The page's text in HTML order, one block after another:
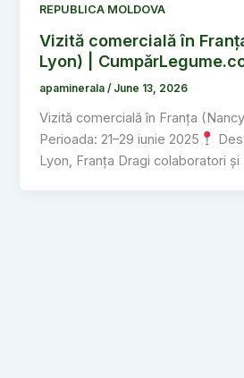
REPUBLICA MOLDOVA
Vizită comercială în
Lyon) |
apaminerala/ June 13, 2026
Vizită comercială în Franța
Perioada: 21–29 iunie 2025
Lyon, Franța Dragi colaboratori